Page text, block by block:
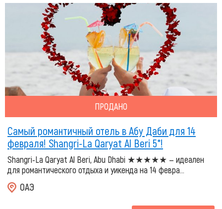
ПРОДАНО
Самый романтичный отель в Абу Даби для 14
февраля! Shangri‑La Qaryat Al Beri 5*!
Shangri-La Qaryat Al Beri, Abu Dhabi ★★★★★ — идеален
для романтического отдыха и уикенда на 14 февра...
ОАЭ